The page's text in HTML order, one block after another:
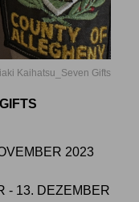
Kaihatsu_Seven Gifts
2023
- 13. DEZEMBER